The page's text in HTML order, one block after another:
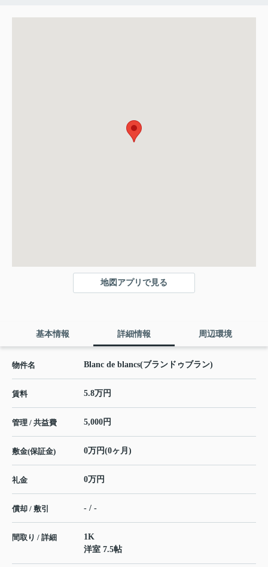
地図アプリで見る
基本情報 詳細情報 周辺環境
物件名 Blanc de blancs(ブランドゥブラン)
賃料 5.8万円
管理 / 共益費 5,000円
敷金(保証金) 0万円(0ヶ月)
礼金 0万円
償却 / 敷引 - / -
間取り / 詳細
1K
洋室 7.5帖